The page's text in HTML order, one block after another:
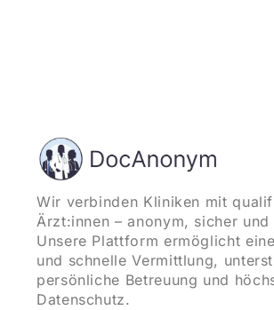
Wir verbinden Kliniken mit
Ärzt:innen – anonym, sicher
Unsere Plattform ermöglicht
und schnelle Vermittlung,
persönliche Betreuung und
Datenschutz.